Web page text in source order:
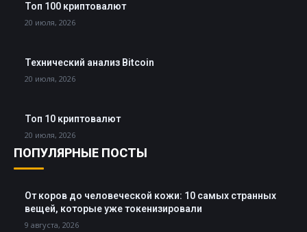
Топ 100 криптовалют
20 июля, 2026
Технический анализ Bitcoin
20 июля, 2026
Топ 10 криптовалют
20 июля, 2026
ПОПУЛЯРНЫЕ ПОСТЫ
От коров до человеческой кожи: 10 самых странных
вещей, которые уже токенизировали
9 августа, 2026